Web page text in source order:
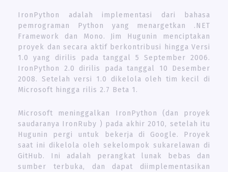
IronPython adalah implementasi dari bahasa
pemrograman Python yang menargetkan .NET
Framework dan Mono. Jim Hugunin menciptakan
proyek dan secara aktif berkontribusi hingga Versi
1.0 yang dirilis pada tanggal 5 September 2006.
IronPython 2.0 dirilis pada tanggal 10 Desember
2008. Setelah versi 1.0 dikelola oleh tim kecil di
Microsoft hingga rilis 2.7 Beta 1.
Microsoft meninggalkan IronPython (dan proyek
saudaranya IronRuby ) pada akhir 2010, setelah itu
Hugunin pergi untuk bekerja di Google. Proyek
saat ini dikelola oleh sekelompok sukarelawan di
GitHub. Ini adalah perangkat lunak bebas dan
sumber terbuka, dan dapat diimplementasikan